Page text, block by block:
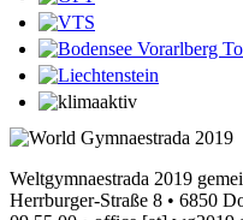
Weltgymnaestrada 2019
Herrburger-Straße 8 • 6850